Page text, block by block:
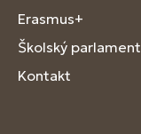
Erasmus+
Školský parlament
Kontakt